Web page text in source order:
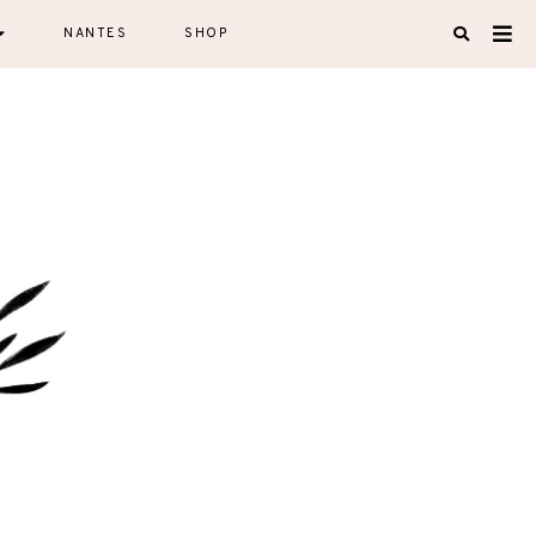
NANTES SHOP